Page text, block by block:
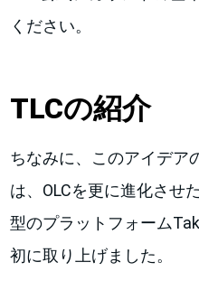
ください。
TLCの紹介
ちなみに、このアイデア
は、OLCを更に進化させ
型のプラットフォーム
初に取り上げました。